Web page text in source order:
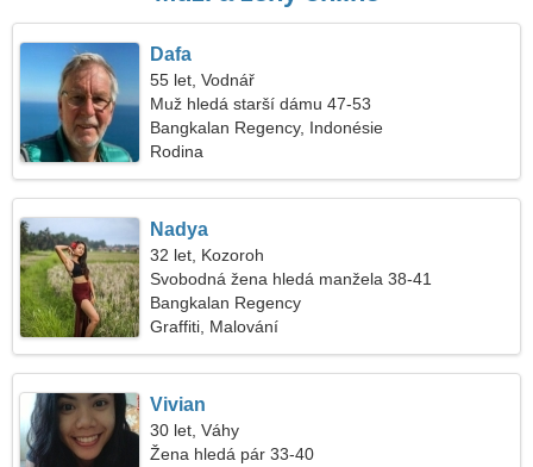
Dafa
55 let, Vodnář
Muž hledá starší dámu 47-53
Bangkalan Regency, Indonésie
Rodina
Nadya
32 let, Kozoroh
Svobodná žena hledá manžela 38-41
Bangkalan Regency
Graffiti, Malování
Vivian
30 let, Váhy
Žena hledá pár 33-40